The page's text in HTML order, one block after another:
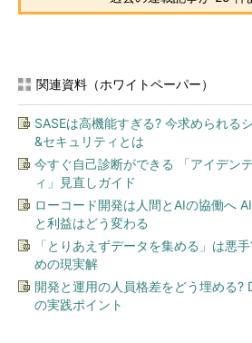
関連資料（ホワイトペーパー）
SASEは高機能すぎる? 今求められる
&セキュリティとは
今すぐ自己診断ができる 「アイデン
ィ」見直しガイド
ローコード開発は人間とAIの協働へ
と利益はどう変わる
「とりあえずデータを集める」は悪
めの現実解
開発と運用の人員格差をどう埋める?
の実践ポイント